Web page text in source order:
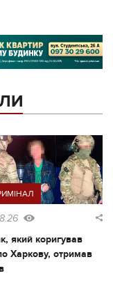
який коригував
Харкову, отримав